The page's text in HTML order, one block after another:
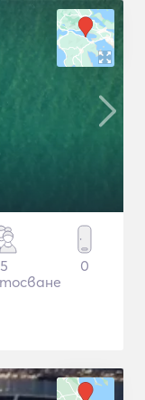
5
0